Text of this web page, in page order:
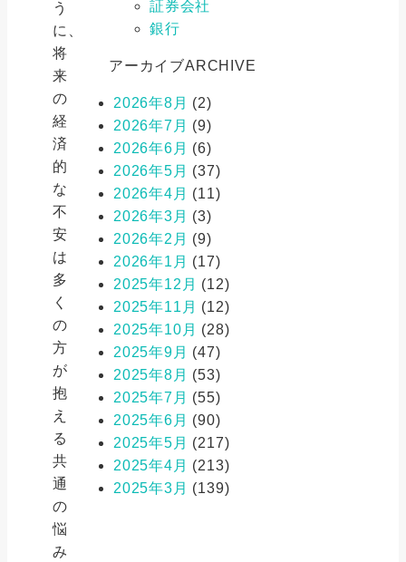
う
に、
将
来
の
経
済
的
な
不
安
は
多
く
の
方
が
抱
え
る
共
通
の
悩
み
証券会社
銀行
アーカイブARCHIVE
2026年8月 (2)
2026年7月 (9)
2026年6月 (6)
2026年5月 (37)
2026年4月 (11)
2026年3月 (3)
2026年2月 (9)
2026年1月 (17)
2025年12月 (12)
2025年11月 (12)
2025年10月 (28)
2025年9月 (47)
2025年8月 (53)
2025年7月 (55)
2025年6月 (90)
2025年5月 (217)
2025年4月 (213)
2025年3月 (139)